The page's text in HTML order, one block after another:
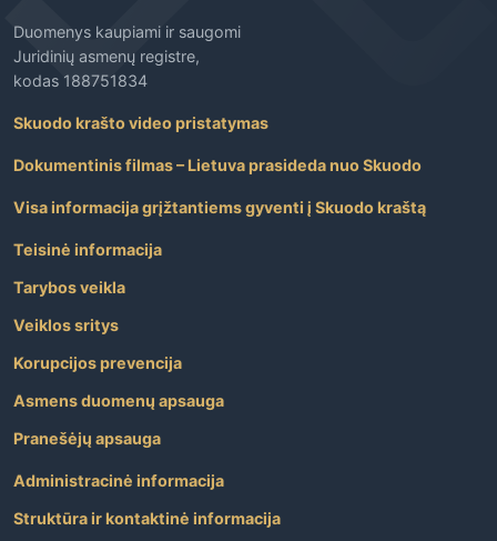
Duomenys kaupiami ir saugomi
Juridinių asmenų registre,
kodas 188751834
Skuodo krašto video pristatymas
Dokumentinis filmas – Lietuva prasideda nuo Skuodo
Visa informacija grįžtantiems gyventi į Skuodo kraštą
Teisinė informacija
Tarybos veikla
Veiklos sritys
Korupcijos prevencija
Asmens duomenų apsauga
Pranešėjų apsauga
Administracinė informacija
Struktūra ir kontaktinė informacija